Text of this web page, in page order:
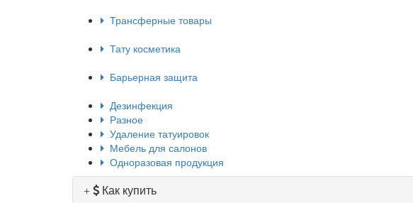
Трансферные товары
Тату косметика
Барьерная защита
Дезинфекция
Разное
Удаление татуировок
Мебель для салонов
Одноразовая продукция
Как купить